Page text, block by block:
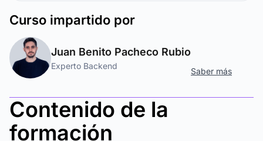
Curso impartido por
Juan Benito Pacheco Rubio
Experto Backend
Saber más
Contenido de la
formación